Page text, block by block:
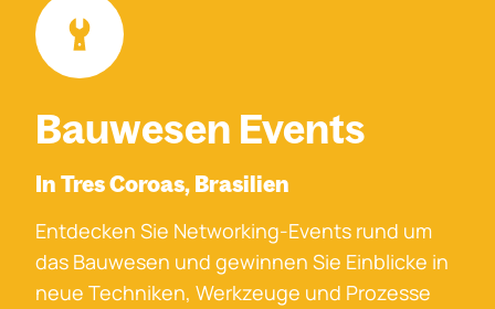
Bauwesen Events
In Tres Coroas, Brasilien
Entdecken Sie Networking-Events rund um
das Bauwesen und gewinnen Sie Einblicke in
neue Techniken, Werkzeuge und Prozesse